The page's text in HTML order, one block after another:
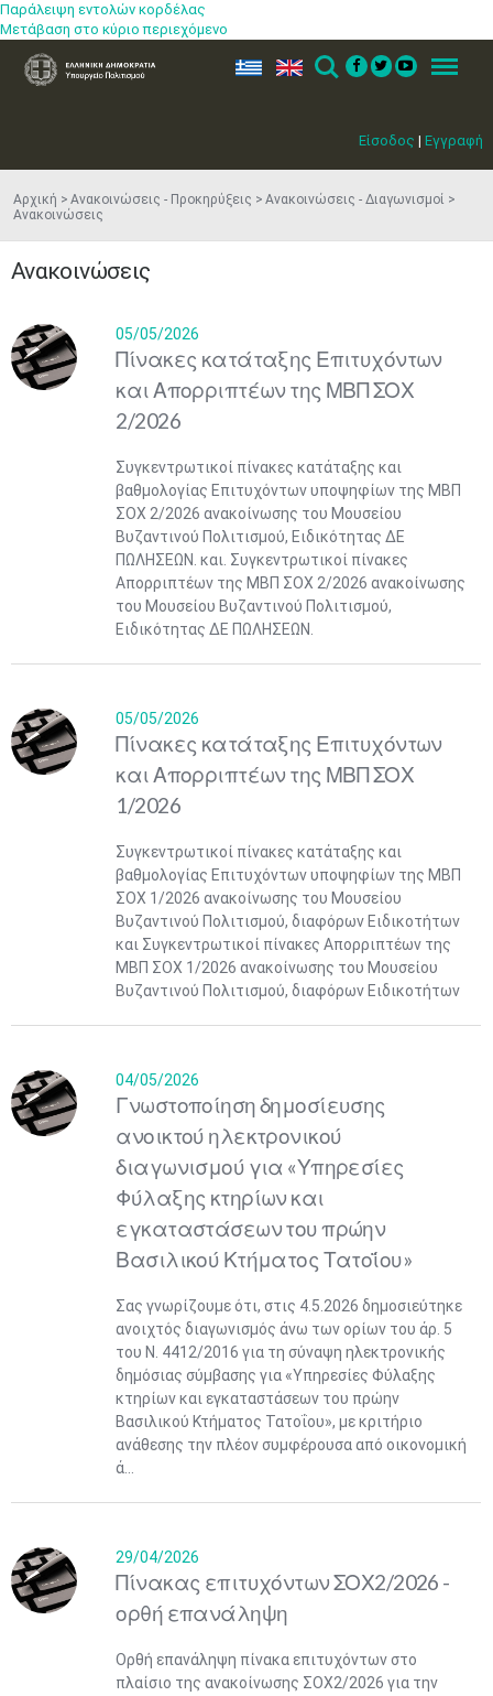
Παράλειψη εντολών κορδέλας
Μετάβαση στο κύριο περιεχόμενο
Είσοδος | Εγγραφή
ελ en Search Menu
Αρχική Ανακοινώσεις - Προκηρύξεις
Ανακοινώσεις - Διαγωνισμοί
Ανακοινώσεις
Ανακοινώσεις
05/05/2026
Πίνακες κατάταξης Επιτυχόντων
και Απορριπτέων της ΜΒΠ ΣΟΧ
2/2026
Συγκεντρωτικοί πίνακες κατάταξης και
βαθμολογίας Επιτυχόντων υποψηφίων της ΜΒΠ
ΣΟΧ 2/2026 ανακοίνωσης του Μουσείου
Βυζαντινού Πολιτισμού, Ειδικότητας ΔΕ
ΠΩΛΗΣΕΩΝ. και. Συγκεντρωτικοί πίνακες
Απορριπτέων της ΜΒΠ ΣΟΧ 2/2026 ανακοίνωσης
του Μουσείου Βυζαντινού Πολιτισμού,
Ειδικότητας ΔΕ ΠΩΛΗΣΕΩΝ.
05/05/2026
Πίνακες κατάταξης Επιτυχόντων
και Απορριπτέων της ΜΒΠ ΣΟΧ
1/2026
Συγκεντρωτικοί πίνακες κατάταξης και
βαθμολογίας Επιτυχόντων υποψηφίων της ΜΒΠ
ΣΟΧ 1/2026 ανακοίνωσης του Μουσείου
Βυζαντινού Πολιτισμού, διαφόρων Ειδικοτήτων
και Συγκεντρωτικοί πίνακες Απορριπτέων της
ΜΒΠ ΣΟΧ 1/2026 ανακοίνωσης του Μουσείου
Βυζαντινού Πολιτισμού, διαφόρων Ειδικοτήτων
04/05/2026
Γνωστοποίηση δημοσίευσης
ανοικτού ηλεκτρονικού
διαγωνισμού για «Υπηρεσίες
Φύλαξης κτηρίων και
εγκαταστάσεων του πρώην
Βασιλικού Κτήματος Τατοΐου»
Σας γνωρίζουμε ότι, στις 4.5.2026 δημοσιεύτηκε
ανοιχτός διαγωνισμός άνω των ορίων του άρ. 5
του Ν. 4412/2016 για τη σύναψη ηλεκτρονικής
δημόσιας σύμβασης για «Υπηρεσίες Φύλαξης
κτηρίων και εγκαταστάσεων του πρώην
Βασιλικού Κτήματος Τατοΐου», με κριτήριο
ανάθεσης την πλέον συμφέρουσα από οικονομική
ά...
29/04/2026
Πίνακας επιτυχόντων ΣΟΧ2/2026 -
ορθή επανάληψη
Ορθή επανάληψη πίνακα επιτυχόντων στο
πλαίσιο της ανακοίνωσης ΣΟΧ2/2026 για την